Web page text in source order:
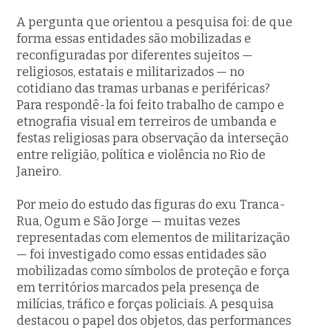
A pergunta que orientou a pesquisa foi: de que
forma essas entidades são mobilizadas e
reconfiguradas por diferentes sujeitos —
religiosos, estatais e militarizados — no
cotidiano das tramas urbanas e periféricas?
Para respondê-la foi feito trabalho de campo e
etnografia visual em terreiros de umbanda e
festas religiosas para observação da interseção
entre religião, política e violência no Rio de
Janeiro.
Por meio do estudo das figuras do exu Tranca-
Rua, Ogum e São Jorge — muitas vezes
representadas com elementos de militarização
— foi investigado como essas entidades são
mobilizadas como símbolos de proteção e força
em territórios marcados pela presença de
milícias, tráfico e forças policiais. A pesquisa
destacou o papel dos objetos, das performances